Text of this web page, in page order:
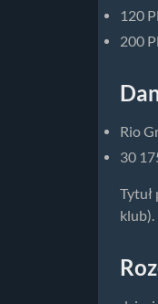
120
200
Rio
30
Tytuł
klub).